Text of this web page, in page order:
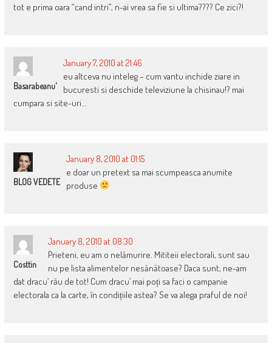
tot e prima oara “cand intri”, n-ai vrea sa fie si ultima???? Ce zici?!
Basarabeanu'
January 7, 2010 at 21:46
eu altceva nu inteleg – cum vantu inchide ziare in
bucuresti si deschide televiziune la chisinau!? mai
cumpara si site-uri…
BLOG VEDETE
January 8, 2010 at 01:15
e doar un pretext sa mai scumpeasca anumite
produse
Costtin
January 8, 2010 at 08:30
Prieteni, eu am o nelămurire. Mititeii electorali, sunt sau
nu pe lista alimentelor nesănătoase? Daca sunt, ne-am
dat dracu’ rău de tot! Cum dracu’ mai poți sa faci o campanie
electorala ca la carte, în condițiile astea? Se va alega praful de noi!